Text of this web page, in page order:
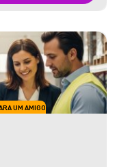
UM AMIGO